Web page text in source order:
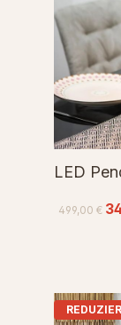
LED
499,00 €